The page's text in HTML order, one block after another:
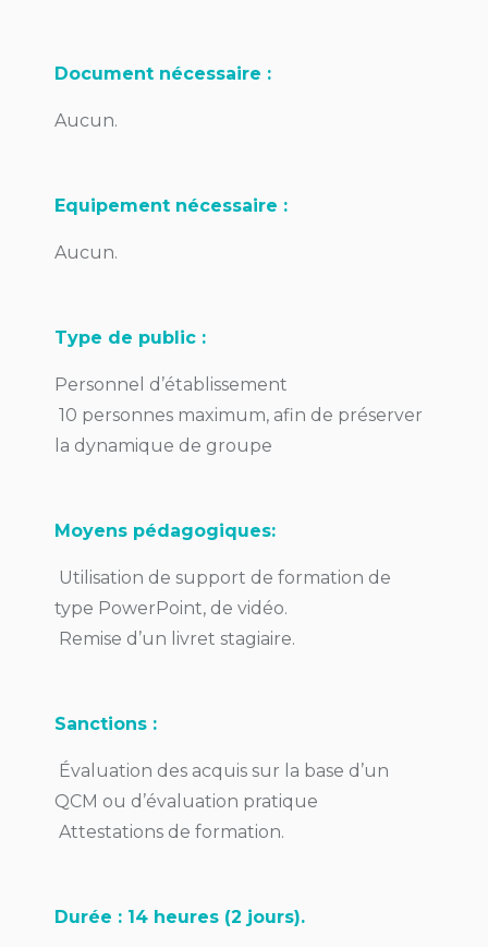
Document nécessaire :
Aucun.
Equipement nécessaire :
Aucun.
Type de public :
Personnel d’établissement
10 personnes maximum, afin de préserver
la dynamique de groupe
Moyens pédagogiques:
Utilisation de support de formation de
type PowerPoint, de vidéo.
Remise d’un livret stagiaire.
Sanctions :
Évaluation des acquis sur la base d’un
QCM ou d’évaluation pratique
Attestations de formation.
Durée : 14 heures (2 jours).